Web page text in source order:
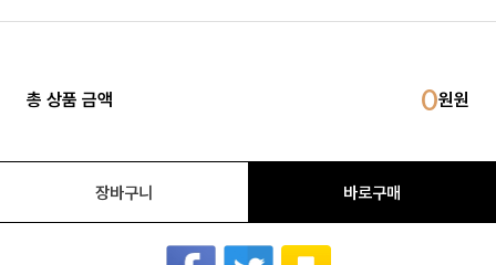
총 상품 금액 0
장바구니 바로구매